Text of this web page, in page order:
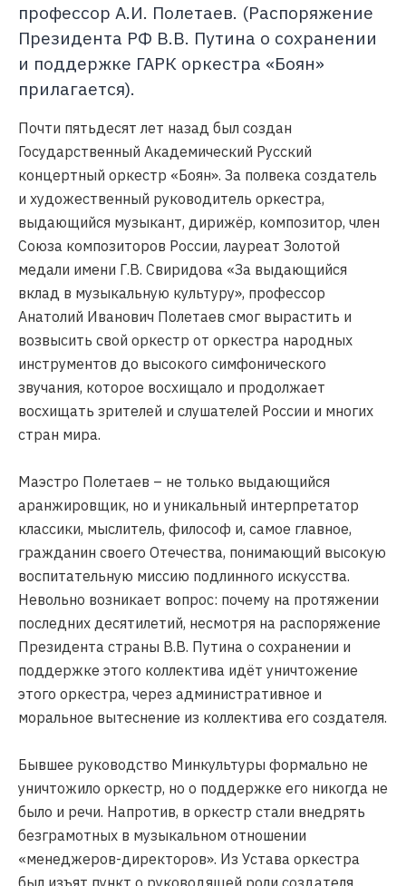
профессор А.И. Полетаев. (Распоряжение
Президента РФ В.В. Путина о сохранении
и поддержке ГАРК оркестра «Боян»
прилагается).
Почти пятьдесят лет назад был создан
Государственный Академический Русский
концертный оркестр «Боян». За полвека создатель
и художественный руководитель оркестра,
выдающийся музыкант, дирижёр, композитор, член
Союза композиторов России, лауреат Золотой
медали имени Г.В. Свиридова «За выдающийся
вклад в музыкальную культуру», профессор
Анатолий Иванович Полетаев смог вырастить и
возвысить свой оркестр от оркестра народных
инструментов до высокого симфонического
звучания, которое восхищало и продолжает
восхищать зрителей и слушателей России и многих
стран мира.
Маэстро Полетаев – не только выдающийся
аранжировщик, но и уникальный интерпретатор
классики, мыслитель, философ и, самое главное,
гражданин своего Отечества, понимающий высокую
воспитательную миссию подлинного искусства.
Невольно возникает вопрос: почему на протяжении
последних десятилетий, несмотря на распоряжение
Президента страны В.В. Путина о сохранении и
поддержке этого коллектива идёт уничтожение
этого оркестра, через административное и
моральное вытеснение из коллектива его создателя.
Бывшее руководство Минкультуры формально не
уничтожило оркестр, но о поддержке его никогда не
было и речи. Напротив, в оркестр стали внедрять
безграмотных в музыкальном отношении
«менеджеров-директоров». Из Устава оркестра